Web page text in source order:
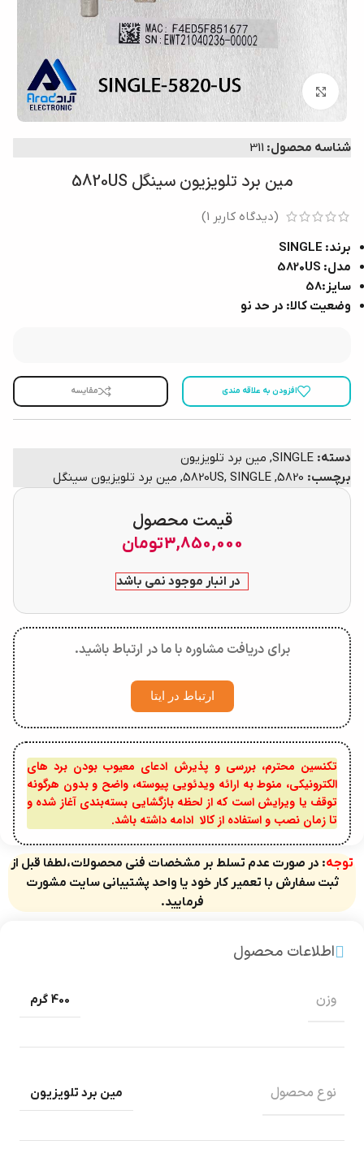
بزرگنمایی تصویر
شناسه محصول: 311
مین برد تلویزیون سینگل 5820US
(دیدگاه کاربر 1
)
برند: SINGLE
مدل: 5820US
سایز:58
وضعیت کالا: در حد نو
افزودن به علاقه مندی مقایسه
دسته: SINGLE
, مین برد تلویزیون
برچسب: 5820
,
5820US, SINGLE
, مین برد تلویزیون سینگل
قیمت محصول
3,850,000تومان
در انبار موجود نمی باشد
برای دریافت مشاوره با ما در ارتباط باشید.
ارتباط در ایتا
تکنسین محترم، بررسی و پذیرش ادعای معیوب بودن برد های
الکترونیکی، منوط به ارائه ویدئویی پیوسته، واضح و بدون هرگونه
توقف یا ویرایش است که از لحظه بازگشایی بسته‌بندی آغاز شده و
تا زمان نصب و استفاده از کالا ادامه داشته باشد.
توجه: در صورت عدم تسلط بر مشخصات فنی محصولات،لطفا قبل از
ثبت سفارش با تعمیر کار خود یا واحد پشتیبانی سایت مشورت
فرمایید.
اطلاعات محصول
وزن 400 گرم
نوع محصول مین برد تلویزیون